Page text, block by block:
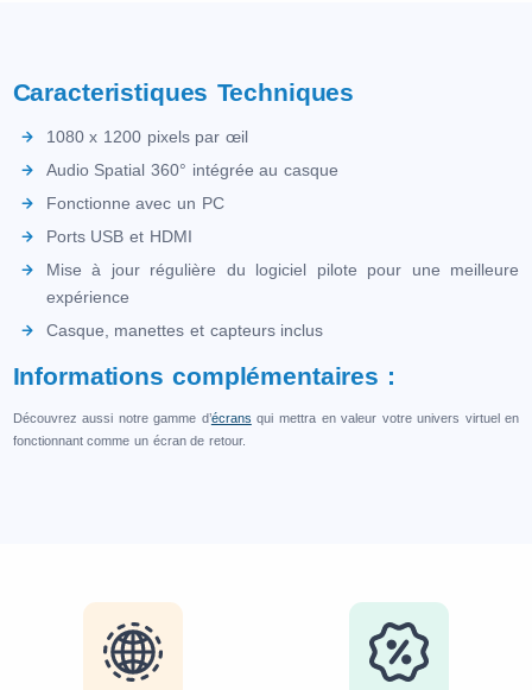
Caracteristiques Techniques
1080 x 1200 pixels par œil
Audio Spatial 360° intégrée au casque
Fonctionne avec un PC
Ports USB et HDMI
Mise à jour régulière du logiciel pilote pour une meilleure
expérience
Casque, manettes et capteurs inclus
Informations complémentaires :
Découvrez aussi notre gamme d’écrans qui mettra en valeur votre univers virtuel en
fonctionnant comme un écran de retour.